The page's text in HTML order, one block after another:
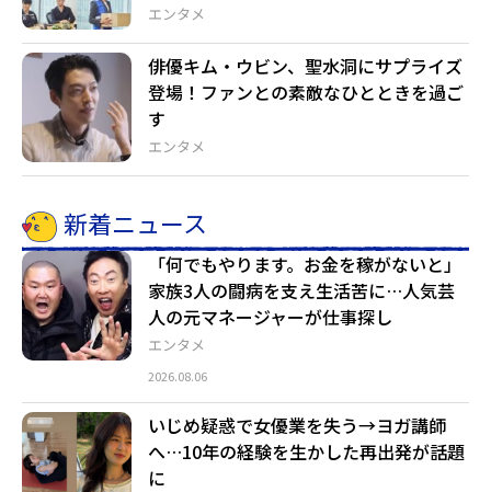
エンタメ
エンタメ
俳優キム・ウビン、聖水洞にサプライズ
登場！ファンとの素敵なひとときを過ご
す
新着ニュース
エンタメ
「何でもやります。お金を稼がないと」
家族3人の闘病を支え生活苦に…人気芸
人の元マネージャーが仕事探し
2026.08.06
いじめ疑惑で女優業を失う→ヨガ講師
へ…10年の経験を生かした再出発が話題
に